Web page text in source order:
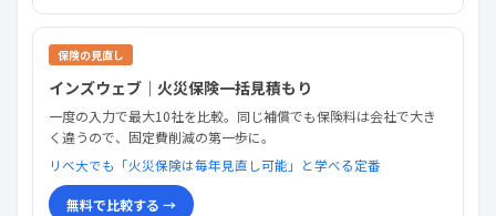
保険の見直し
インズウェブ｜火災保険一括見積もり
一度の入力で最大10社を比較。同じ補償でも保険料は会社で大き
く違うので、固定費削減の第一歩に。
リベ大でも「火災保険は毎年見直し可能」と学べる定番
無料で比較する →